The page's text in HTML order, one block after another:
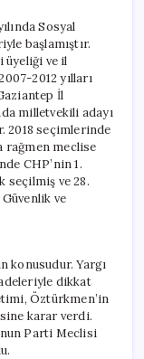
Sosyal
başlamıştır.
üyeliği ve il
2012 yılları
İl
milletvekili adayı
2018 seçimlerinde
rağmen meclise
CHP’nin 1.
seçilmiş ve 28.
ve
konusudur. Yargı
dikkat
Öztürkmen’in
karar verdi.
Parti Meclisi